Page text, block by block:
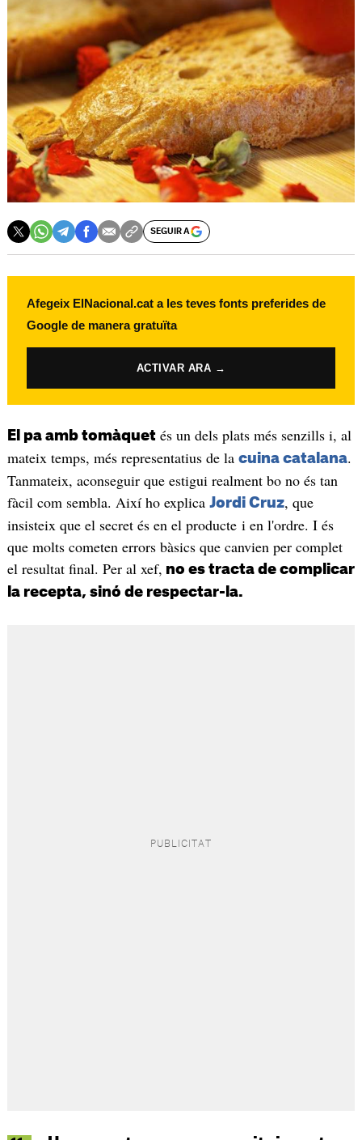
SEGUIR A
Afegeix ElNacional.cat a les teves fonts preferides de
Google de manera gratuïta
ACTIVAR ARA →
El pa amb tomàquetés un dels plats més senzills i, al
mateix temps, més representatius de la cuina catalana.
Tanmateix, aconseguir que estigui realment bo no és tan
fàcil com sembla. Així ho explica Jordi Cruz, que
insisteix que el secret és en el producte i en l'ordre. I és
que molts cometen errors bàsics que canvien per complet
el resultat final. Per al xef, no es tracta de complicar
la recepta, sinó de respectar-la.